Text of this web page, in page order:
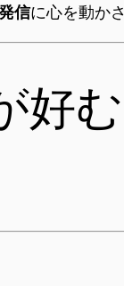
信に心を動か
好